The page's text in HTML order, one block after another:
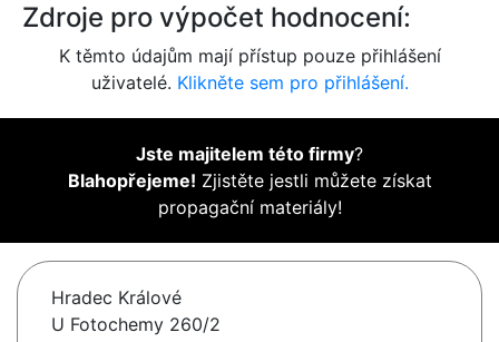
Zdroje pro výpočet hodnocení:
K těmto údajům mají přístup pouze přihlášení
uživatelé. Klikněte sem pro přihlášení.
Jste majitelem této firmy?
Blahopřejeme! Zjistěte jestli můžete získat
propagační materiály!
Hradec Králové
U Fotochemy 260/2